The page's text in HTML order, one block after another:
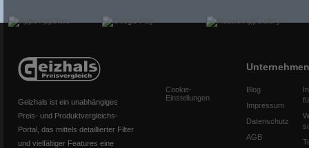
Geizhals ist ein unabhängiges
Preis- und Produktvergleichs-
Portal, das mittels detaillierter Filter
und vielfältiger Features eine
Cookie-
Einstellungen
Unternehmen
Blog
Impressum
Datenschutz
AGB